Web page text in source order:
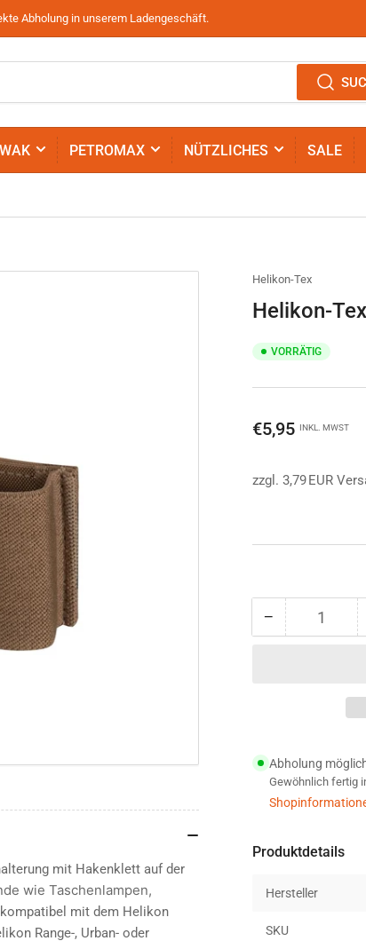
Abholung in unserem Ladengeschäft.
PETROMAX NÜTZLICHES SALE
Helikon-Tex
Helikon-
VORRÄTIG
Normaler
€5,95 INKL. MWST
zzgl. 3,79 EUR
− Menge
Insert
coyote
Anzahl
Abholung
Gewöhnlich fertig
Produktdetails
Hersteller
SKU
mit Hakenklett auf der
wie Taschenlampen,
mit dem Helikon
Range-, Urban- oder